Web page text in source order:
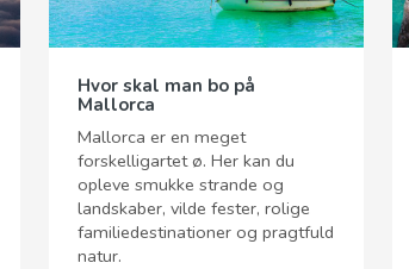
Hvor skal man bo på
Mallorca
Mallorca er en meget
forskelligartet ø. Her kan du
opleve smukke strande og
landskaber, vilde fester, rolige
familiedestinationer og pragtfuld
natur.